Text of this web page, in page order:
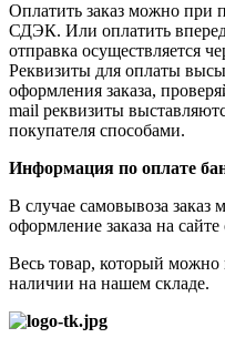
Оплатить заказ можно при
СДЭК. Или оплатить
отправка осуществляется
Реквизиты для оплаты
оформления заказа,
mail реквизиты
покупателя способами.
Информация по оплате
В случае самовывоза заказ
оформление заказа на сайте
Весь товар, который можно
наличии на нашем складе.